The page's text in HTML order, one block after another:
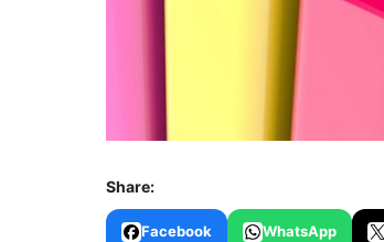
Share:
Facebook WhatsApp